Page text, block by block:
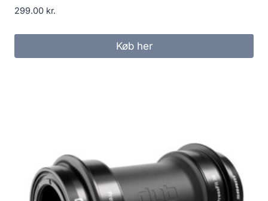
299.00 kr.
Køb her